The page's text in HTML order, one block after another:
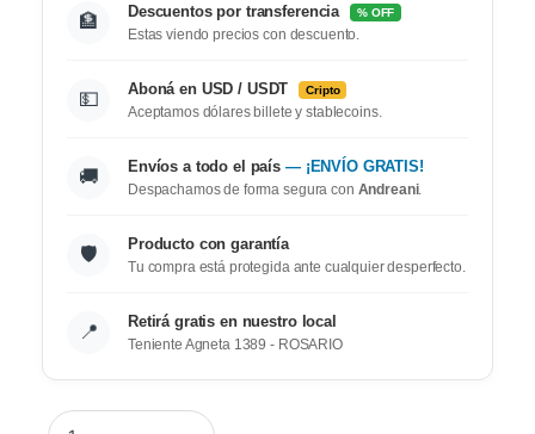
🏦 Descuentos por transferencia % OFF
Estas viendo precios con descuento.
💵 Aboná en USD / USDT Cripto
Aceptamos dólares billete y stablecoins.
🚚 Envíos a todo el país — ¡ENVÍO GRATIS!
Despachamos de forma segura con Andreani.
🛡️ Producto con garantía
Tu compra está protegida ante cualquier desperfecto.
📍 Retirá gratis en nuestro local
Teniente Agneta 1389 - ROSARIO